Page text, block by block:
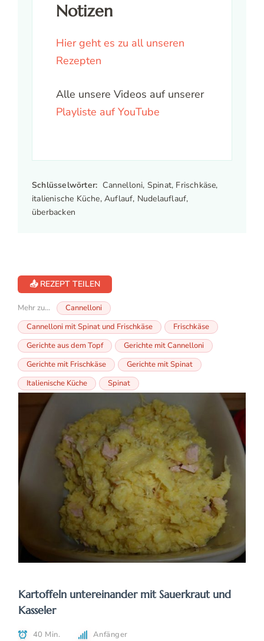
Notizen
Hier geht es zu all unseren
Rezepten
Alle unsere Videos auf unserer
Playliste auf YouTube
Schlüsselwörter: Cannelloni, Spinat, Frischkäse,
italienische Küche, Auflauf, Nudelauflauf,
überbacken
📤 REZEPT TEILEN
Mehr zu...
Cannelloni
Cannelloni mit Spinat und Frischkäse
Frischkäse
Gerichte aus dem Topf
Gerichte mit Cannelloni
Gerichte mit Frischkäse
Gerichte mit Spinat
Italienische Küche
Spinat
Kartoffeln untereinander mit Sauerkraut und
Kasseler
40 Min. Anfänger